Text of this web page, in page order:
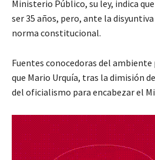
Ministerio Público, su ley, indica
ser 35 años, pero, ante la
norma constitucional.
Fuentes conocedoras del
que Mario Urquía, tras la dimisión
del oficialismo para encabezar el